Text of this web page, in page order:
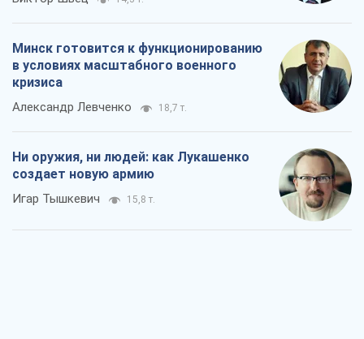
Минск готовится к функционированию
в условиях масштабного военного
кризиса
Александр Левченко 18,7 т.
Ни оружия, ни людей: как Лукашенко
создает новую армию
Игар Тышкевич 15,8 т.